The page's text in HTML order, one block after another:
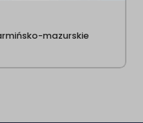
mazurskie